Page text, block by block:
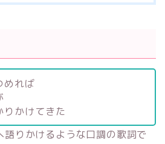
れば
りかけてきた
語りかけるような口調の歌詞で